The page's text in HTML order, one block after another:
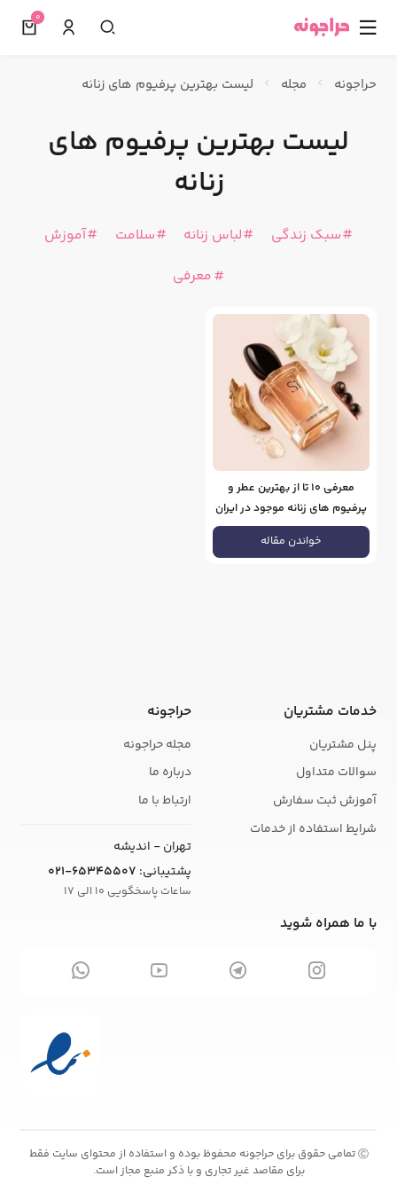
☰
0
حراجونه مجله لیست بهترین پرفیوم های زنانه
لیست بهترین پرفیوم های
زنانه
سبک زندگی لباس زنانه سلامت
آموزش
معرفی
معرفی 10 تا از بهترین عطر و
پرفیوم های زنانه موجود در ایران
خواندن مقاله
خدمات مشتریان
پنل مشتریان
سوالات متداول
آموزش ثبت سفارش
شرایط استفاده از خدمات
حراجونه
مجله حراجونه
درباره ما
ارتباط با ما
تهران - اندیشه
پشتیبانی: 021-65345507
ساعات پاسخگویی 10 الی 17
با ما همراه شوید
Ⓒتمامی حقوق برای حراجونه محفوظ بوده و استفاده از محتوای سایت فقط
برای مقاصد غیر تجاری و با ذکر منبع مجاز است.